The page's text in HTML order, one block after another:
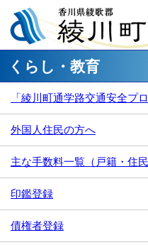
くらし・教育
「綾川町通学路交通安全プ
外国人住民の方へ
主な手数料一覧（戸籍・住
印鑑登録
債権者登録